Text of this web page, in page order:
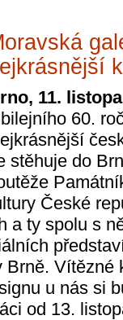
11.
60.
stěhuje do
České
a ty spolu s
Vítězné
u nás si
od 13.